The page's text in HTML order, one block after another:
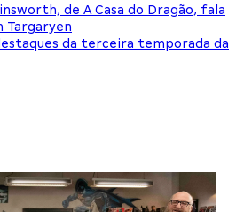
de A Casa do Dragão, fala
Targaryen
da terceira temporada da